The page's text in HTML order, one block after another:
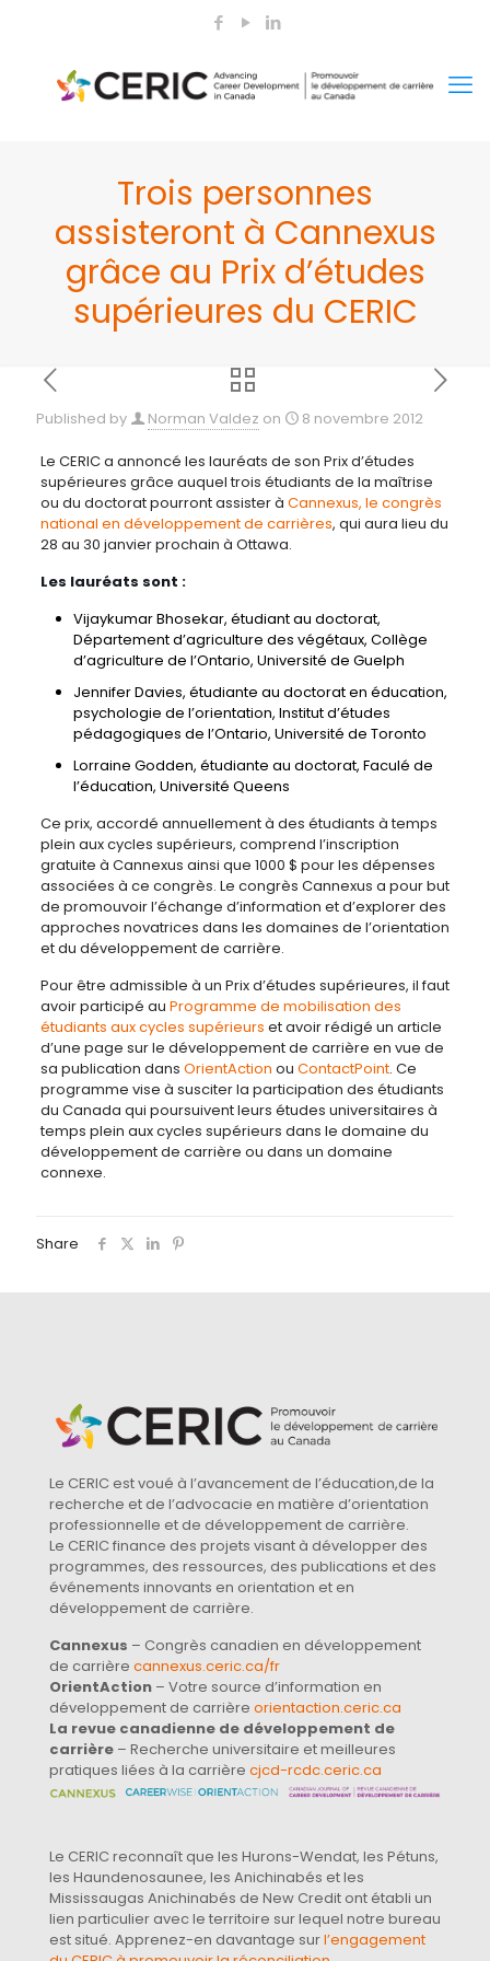
Trois personnes
assisteront à Cannexus
grâce au Prix d’études
supérieures du CERIC
Published by Norman Valdez on 8 novembre 2012
Le CERIC a annoncé les lauréats de son Prix d’études
supérieures grâce auquel trois étudiants de la maîtrise
ou du doctorat pourront assister à Cannexus, le congrès
national en développement de carrières, qui aura lieu du
28 au 30 janvier prochain à Ottawa.
Les lauréats sont :
Vijaykumar Bhosekar, étudiant au doctorat,
Département d’agriculture des végétaux, Collège
d’agriculture de l’Ontario, Université de Guelph
Jennifer Davies, étudiante au doctorat en éducation,
psychologie de l’orientation, Institut d’études
pédagogiques de l’Ontario, Université de Toronto
Lorraine Godden, étudiante au doctorat, Faculé de
l’éducation, Université Queens
Ce prix, accordé annuellement à des étudiants à temps
plein aux cycles supérieurs, comprend l’inscription
gratuite à Cannexus ainsi que 1000 $ pour les dépenses
associées à ce congrès. Le congrès Cannexus a pour but
de promouvoir l’échange d’information et d’explorer des
approches novatrices dans les domaines de l’orientation
et du développement de carrière.
Pour être admissible à un Prix d’études supérieures, il faut
avoir participé au Programme de mobilisation des
étudiants aux cycles supérieurs et avoir rédigé un article
d’une page sur le développement de carrière en vue de
sa publication dans OrientAction ou ContactPoint. Ce
programme vise à susciter la participation des étudiants
du Canada qui poursuivent leurs études universitaires à
temps plein aux cycles supérieurs dans le domaine du
développement de carrière ou dans un domaine
connexe.
Share
Le CERIC est voué à l’avancement de l’éducation,de la
recherche et de l’advocacie en matière d’orientation
professionnelle et de développement de carrière.
Le CERIC finance des projets visant à développer des
programmes, des ressources, des publications et des
événements innovants en orientation et en
développement de carrière.
Cannexus – Congrès canadien en développement
de carrière cannexus.ceric.ca/fr
OrientAction – Votre source d’information en
développement de carrière orientaction.ceric.ca
La revue canadienne de développement de
carrière – Recherche universitaire et meilleures
pratiques liées à la carrière cjcd-rcdc.ceric.ca
Le CERIC reconnaît que les Hurons-Wendat, les Pétuns,
les Haundenosaunee, les Anichinabés et les
Mississaugas Anichinabés de New Credit ont établi un
lien particulier avec le territoire sur lequel notre bureau
est situé. Apprenez-en davantage surl’engagement